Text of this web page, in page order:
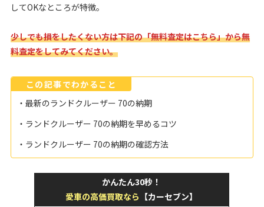
してOKなところが特徴。
少しでも損をしたくない方は下記の「無料査定はこちら」から無
料査定をしてみてください。
この記事でわかること
・最新のランドクルーザー 70の納期
・ランドクルーザー 70の納期を早めるコツ
・ランドクルーザー 70の納期の確認方法
かんたん30秒！
愛車の高価買取なら 【カーセブン】